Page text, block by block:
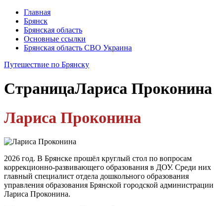
Главная
Брянск
Брянская область
Основные ссылки
Брянская область СВО Украина
Путешествие по Брянску
СтраницаЛариса Проконина
Лариса Проконина
2026 год. В Брянске прошёл круглый стол по вопросам
коррекционно-развивающего образования в ДОУ. Среди них
главный специалист отдела дошкольного образования
управления образования Брянской городской администрации
Лариса Проконина.